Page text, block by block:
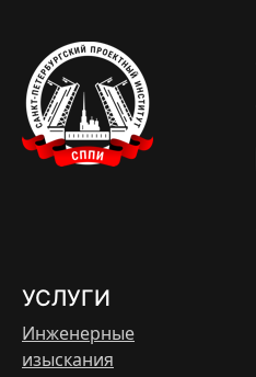
УСЛУГИ
Инженерные
изыскания